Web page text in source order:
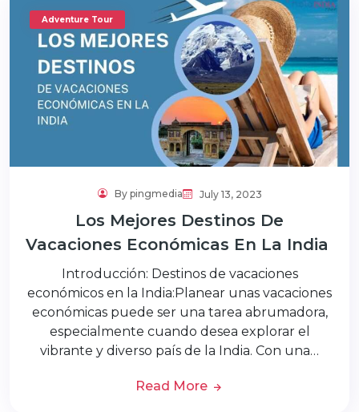
Adventure Tour
By pingmedia July 13, 2023
Los Mejores Destinos De
Vacaciones Económicas En La India
Introducción: Destinos de vacaciones
económicos en la India:Planear unas vacaciones
económicas puede ser una tarea abrumadora,
especialmente cuando desea explorar el
vibrante y diverso país de la India. Con una…
Read More